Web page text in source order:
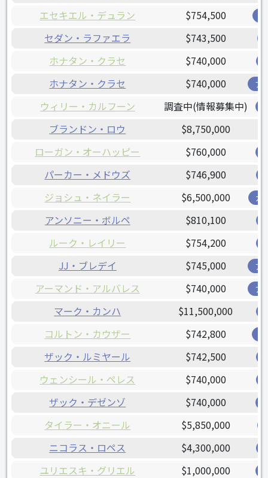
エセキエル・デュラン $754,500
セダン・ラファエラ $743,500
ホナタン・クラセ $740,000
ホナタン・クラセ $740,000 ブ
ウィリー・カルフーン 調査中(情報募集中)
ブランドン・ロウ
$8,750,000
ローガン・オーハッピー
$760,000
パーカー・メドウズ $746,900
ジョシュ・ネイラー $6,500,000 ガ
アンソニー・ボルペ $810,100
ルーク・レイリー $754,200
JJ・ブレデイ $745,000 ア
アーマンド・アルバレス $740,000 ア
マーク・カンハ $11,500,000
コルトン・カウザー $742,800
ザック・ルミヤール $742,500
ウェンシール・ペレス $740,000
ザック・デゼンゾ $740,000
タイラー・オニール $5,850,000
ニコラス・ロペス $4,300,000
ユリエスキ・グリエル $1,000,000